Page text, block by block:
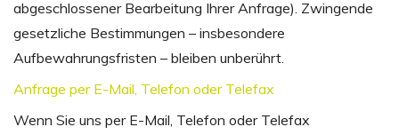
abgeschlossener Bearbeitung Ihrer Anfrage). Zwingende
gesetzliche Bestimmungen – insbesondere
Aufbewahrungsfristen – bleiben unberührt.
Anfrage per E-Mail, Telefon oder Telefax
Wenn Sie uns per E-Mail, Telefon oder Telefax